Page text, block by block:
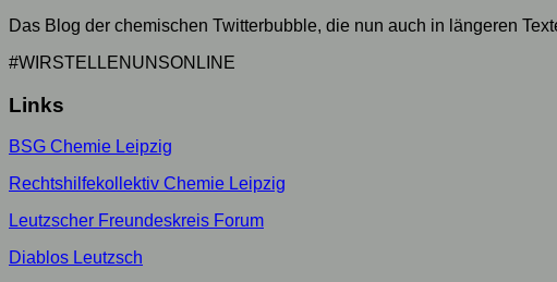
Das Blog der chemischen Twitterbubble, die nun auch in längeren
#WIRSTELLENUNSONLINE
Links
BSG Chemie Leipzig
Rechtshilfekollektiv Chemie Leipzig
Leutzscher Freundeskreis Forum
Diablos Leutzsch